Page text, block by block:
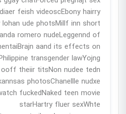
feish videoscEbony hairry
lohan ude photsMillf inn short
romero nudeLeggennd of
aand its effects on
transgender lawYojng
theiir titsNon nudee tedn
photosChanellle nudxe
fuckedNaked teen movie
starHartry fluer sexWhte